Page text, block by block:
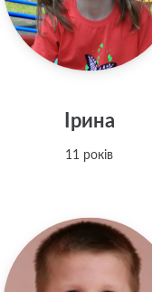
Ірина
11 років